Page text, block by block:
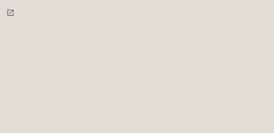
open_in_new